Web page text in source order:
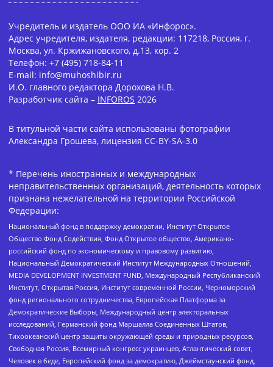
Учредитель и издатель ООО ИА «Инфорос».
Адрес учредителя, издателя, редакции: 117218, Россия, г.
Москва, ул. Кржижановского, д.13, кор. 2
Телефон: +7 (495) 718-84-11
E-mail: info@muhoshibir.ru
И.О. главного редактора Дорохова Н.В.
Разработчик сайта – INFOROS 2026
В титульной части сайта использованы фотографии
Александра Грошева, лицензия CC-BY-SA-3.0
* Перечень иностранных и международных
неправительственных организаций, деятельность которых
признана нежелательной на территории Российской
Федерации:
Национальный фонд в поддержку демократии, Институт Открытое
Общество Фонд Содействия, Фонд Открытое общество, Американо-
российский фонд по экономическому и правовому развитию,
Национальный Демократический Институт Международных Отношений,
MEDIA DEVELOPMENT INVESTMENT FUND, Международный Республиканский
Институт, Открытая Россия, Институт современной России, Черноморский
фонд регионального сотрудничества, Европейская Платформа за
Демократические Выборы, Международный центр электоральных
исследований, Германский фонд Маршалла Соединенных Штатов,
Тихоокеанский центр защиты окружающей среды и природных ресурсов,
Свободная Россия, Всемирный конгресс украинцев, Атлантический совет,
Человек в беде, Европейский фонд за демократию, Джеймстаунский фонд,